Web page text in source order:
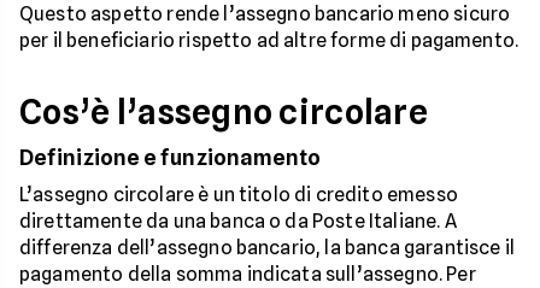
Questo aspetto rende l’assegno bancario meno sicuro
per il beneficiario rispetto ad altre forme di pagamento.
Cos’è l’assegno circolare
Definizione e funzionamento
L’assegno circolare è un titolo di credito emesso
direttamente da una banca o da Poste Italiane. A
differenza dell’assegno bancario, la banca garantisce il
pagamento della somma indicata sull’assegno. Per